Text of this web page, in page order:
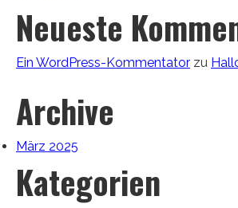
Neueste
Ein WordPress-Kommentator zu
Archive
März 2025
Kategorien